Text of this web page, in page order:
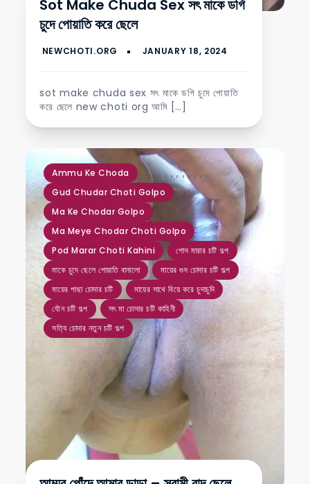
Sot Make Chuda Sex সৎ মাকে ডগি
চুদে পোয়াতি করে ছেলে
sot make chuda sex সৎ মাকে ডগি চুদে পোয়াতি
করে ছেলে new choti org আমি […]
Ammu Ke Choda ,
Gud Chudar Choti Golpo
,
Ma Ke Chodar Golpo
,
Ma Meye Chodar Choti Golpo
,
Pod Marar Choti Kahini
,
পোদ মারার চটি গল্প
,
মাকে চুদে ছেলে পোয়াতি বানালো
,
মায়ের গুদ চোদার চটি গল্প
,
মায়ের পাছা চোদার চটি
,
মায়ের সাথে বিয়ে করে চুদাচুদি
,
যৌন চটি গল্প
,
সৎ মা চোদার চটি কাহিনী
,
সত্যি চোদার নতুন চটি গল্প